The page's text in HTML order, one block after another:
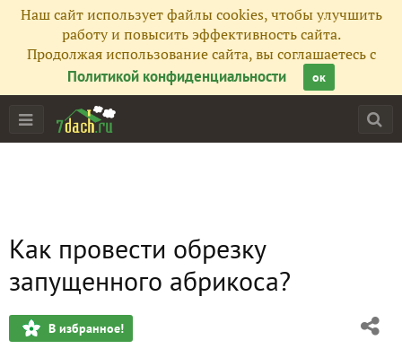
Наш сайт использует файлы cookies, чтобы улучшить
работу и повысить эффективность сайта.
Продолжая использование сайта, вы соглашаетесь с
Политикой конфиденциальности
ок
Как провести обрезку
запущенного абрикоса?
В избранное!